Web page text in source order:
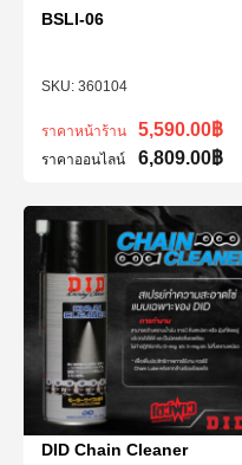
360104
BSLI-06
ราคาหน้าร้าน 5,590.00฿
ราคาออนไลน์ 6,809.00฿
DID Chain Cleaner